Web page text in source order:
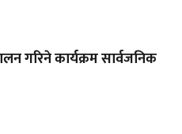
गरिने कार्यक्रम सार्वजनिक